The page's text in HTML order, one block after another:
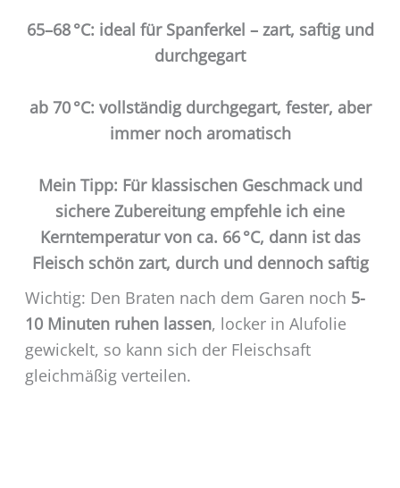
65–68 °C: ideal für Spanferkel – zart, saftig und
durchgegart
ab 70 °C: vollständig durchgegart, fester, aber
immer noch aromatisch
Mein Tipp: Für klassischen Geschmack und
sichere Zubereitung empfehle ich eine
Kerntemperatur von ca. 66 °C, dann ist das
Fleisch schön zart, durch und dennoch saftig
Wichtig: Den Braten nach dem Garen noch 5-
10 Minuten ruhen lassen, locker in Alufolie
gewickelt, so kann sich der Fleischsaft
gleichmäßig verteilen.